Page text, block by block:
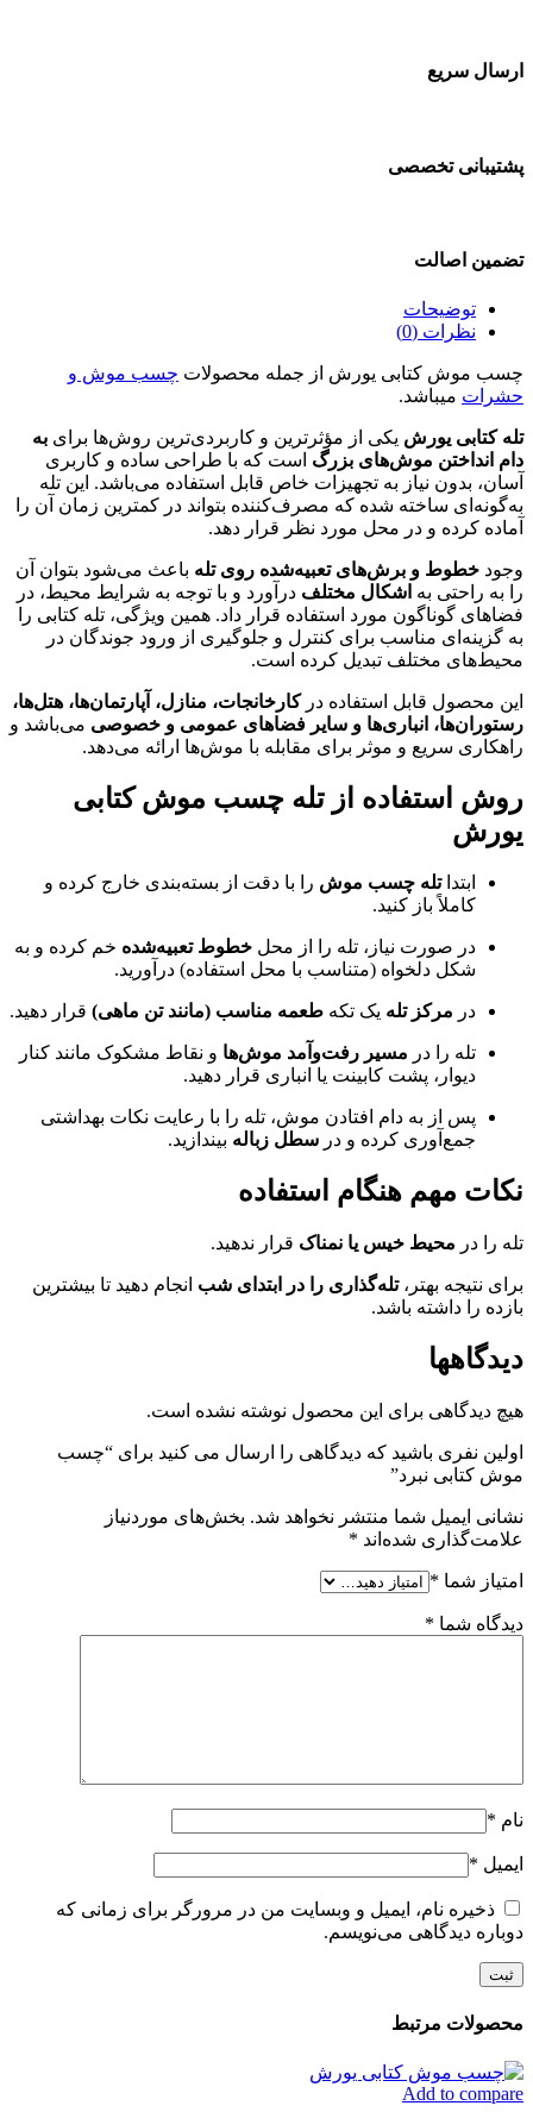
ارسال سریع
پشتیبانی تخصصی
تضمین اصالت
توضیحات
نظرات (0)
چسب موش کتابی یورش از جمله محصولات چسب موش و
حشرات میباشد.
تله کتابی یورش یکی از مؤثرترین و کاربردی‌ترین روش‌ها برای به
دام انداختن موش‌های بزرگ است که با طراحی ساده و کاربری
آسان، بدون نیاز به تجهیزات خاص قابل استفاده می‌باشد. این تله
به‌گونه‌ای ساخته شده که مصرف‌کننده بتواند در کمترین زمان آن را
آماده کرده و در محل مورد نظر قرار دهد.
وجود خطوط و برش‌های تعبیه‌شده روی تله باعث می‌شود بتوان آن
را به راحتی به اشکال مختلف درآورد و با توجه به شرایط محیط، در
فضاهای گوناگون مورد استفاده قرار داد. همین ویژگی، تله کتابی را
به گزینه‌ای مناسب برای کنترل و جلوگیری از ورود جوندگان در
محیط‌های مختلف تبدیل کرده است.
این محصول قابل استفاده درکارخانجات، منازل، آپارتمان‌ها، هتل‌ها،
رستوران‌ها، انباری‌ها و سایر فضاهای عمومی و خصوصی می‌باشد و
راهکاری سریع و موثر برای مقابله با موش‌ها ارائه می‌دهد.
روش استفاده از تله چسب موش کتابی
یورش
ابتداتله چسب موش را با دقت از بسته‌بندی خارج کرده و
کاملاً باز کنید.
در صورت نیاز، تله را از محل خطوط تعبیه‌شده خم کرده و به
شکل دلخواه (متناسب با محل استفاده) درآورید.
در مرکز تله یک تکه طعمه مناسب (مانند تن ماهی) قرار دهید.
تله را در مسیر رفت‌وآمد موش‌ها و نقاط مشکوک مانند کنار
دیوار، پشت کابینت یا انباری قرار دهید.
پس از به دام افتادن موش، تله را با رعایت نکات بهداشتی
جمع‌آوری کرده و در سطل زباله بیندازید.
نکات مهم هنگام استفاده
تله را در محیط خیس یا نمناک قرار ندهید.
برای نتیجه بهتر،تله‌گذاری را در ابتدای شب انجام دهید تا بیشترین
بازده را داشته باشد.
دیدگاهها
هیچ دیدگاهی برای این محصول نوشته نشده است.
اولین نفری باشید که دیدگاهی را ارسال می کنید برای “چسب
موش کتابی نبرد”
نشانی ایمیل شما منتشر نخواهد شد. بخش‌های موردنیاز
علامت‌گذاری شده‌اند *
امتیاز شما *
دیدگاه شما *
نام *
ایمیل *
ذخیره نام، ایمیل و وبسایت من در مرورگر برای زمانی که
دوباره دیدگاهی می‌نویسم.
محصولات مرتبط
Add to compare